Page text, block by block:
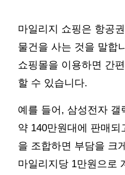
마일리지 쇼핑은 항공
물건을 사는 것을 말합
쇼핑몰을 이용하면 간
할 수 있습니다.
예를 들어, 삼성전자 갤
약 140만원대에 판매
을 조합하면 부담을 크
마일리지당 1만원으로